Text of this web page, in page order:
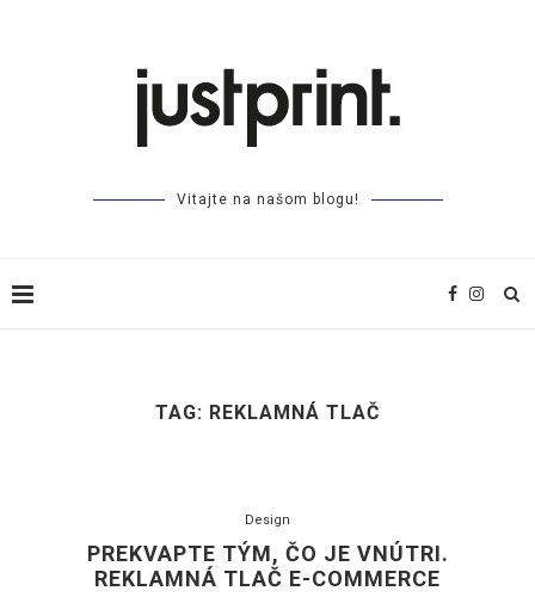
Vitajte na našom blogu!
TAG: REKLAMNÁ TLAČ
Design
PREKVAPTE TÝM, ČO JE VNÚTRI.
REKLAMNÁ TLAČ E-COMMERCE